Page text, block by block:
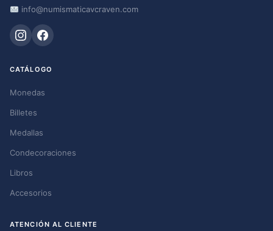
info@numismaticavcraven.com
CATÁLOGO
Monedas
Billetes
Medallas
Condecoraciones
Libros
Accesorios
ATENCIÓN AL CLIENTE